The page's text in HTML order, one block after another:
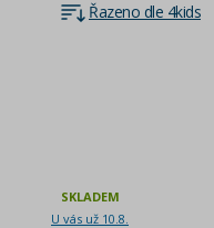
Řazeno dle 4kids
SKLADEM
U vás už 10.8.